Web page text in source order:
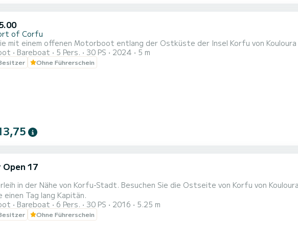
of Corfu
mit einem offenen Motorboot entlang der Ostküste der Insel Korfu von Kouloura
Bareboat 5 Pers. 30 PS 2024 5 m
Ohne Führerschein
17
in der Nähe von Korfu-Stadt. Besuchen Sie die Ostseite von Korfu von
einen Tag lang Kapitän.
Bareboat 6 Pers. 30 PS 2016 5.25 m
Ohne Führerschein